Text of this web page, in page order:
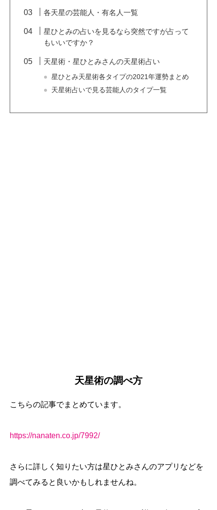
各天星の芸能人・有名人一覧
星ひとみの占いを見るなら突然ですが占って
もいいですか？
天星術・星ひとみさんの天星術占い
星ひとみ天星術各タイプの2021年運勢まとめ
天星術占いで見る芸能人のタイプ一覧
天星術の調べ方
こちらの記事でまとめています。
https://nanaten.co.jp/7992/
さらに詳しく知りたい方は星ひとみさんのアプリなどを
調べてみると良いかもしれませんね。